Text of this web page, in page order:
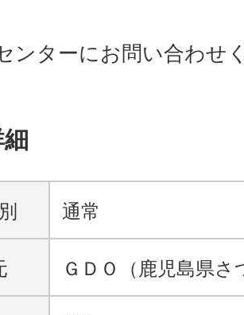
ンターにお問い合わせ
通常
ＧＤＯ（鹿児島県さ